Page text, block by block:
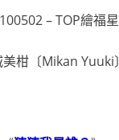
柑〔Mikan Yuuki〕